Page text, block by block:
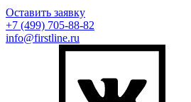
Оставить заявку
+7 (499) 705-88-82
info@firstline.ru